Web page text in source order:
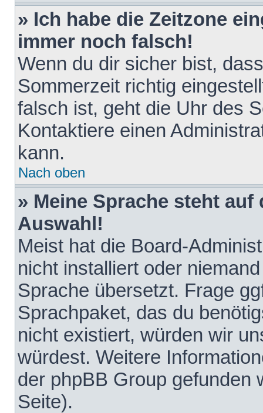
» Ich habe die Zeitzone
immer noch falsch!
Wenn du dir sicher bist,
Sommerzeit richtig
falsch ist, geht die Uhr des
Kontaktiere einen
kann.
Nach oben
» Meine Sprache steht
Auswahl!
Meist hat die Board-
nicht installiert oder
Sprache übersetzt. Frage
Sprachpaket, das du
nicht existiert, würden wir
würdest. Weitere
der phpBB Group gefunden
Seite).